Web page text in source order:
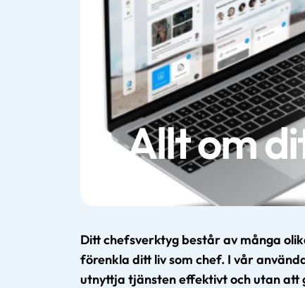
Allt om
Ditt chefsverktyg består av många
förenkla ditt liv som chef. I vår
utnyttja tjänsten effektivt och utan att